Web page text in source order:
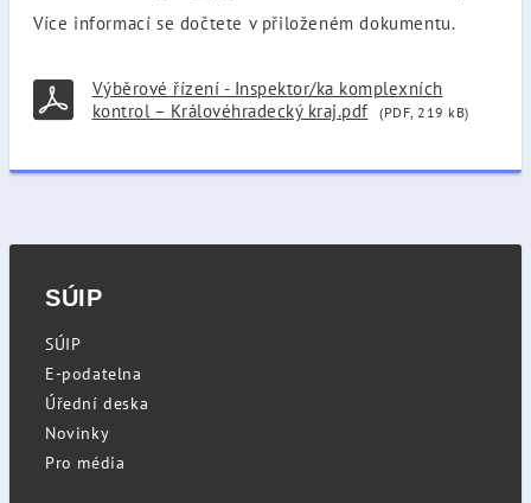
Více informací se dočtete v přiloženém dokumentu.
Výběrové řízení - Inspektor/ka komplexních
kontrol – Královéhradecký kraj.pdf
(PDF, 219 kB)
SÚIP
SÚIP
E-podatelna
Úřední deska
Novinky
Pro média